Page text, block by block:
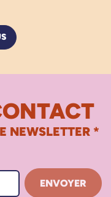
à usage
atouts
:
liquides et
les frottements
NEWSLETTER *